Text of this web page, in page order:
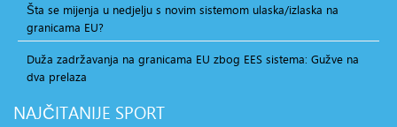
Šta se mijenja u nedjelju s novim sistemom ulaska/izlaska na
granicama EU?
Duža zadržavanja na granicama EU zbog EES sistema: Gužve na
dva prelaza
NAJČITANIJE SPORT